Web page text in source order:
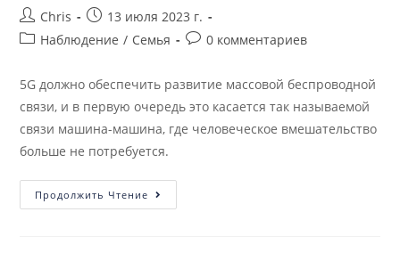
Chris
13 июля 2023 г.
Наблюдение / Семья 0 комментариев
5G должно обеспечить развитие массовой беспроводной
связи, и в первую очередь это касается так называемой
связи машина-машина, где человеческое вмешательство
больше не потребуется.
Продолжить Чтение